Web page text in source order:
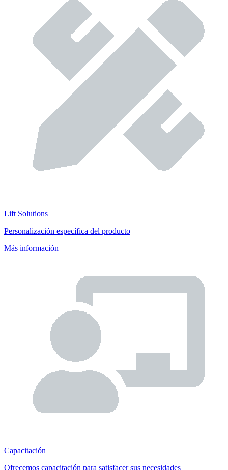
Lift Solutions
Personalización específica del producto
Más información
Capacitación
Ofrecemos capacitación para satisfacer sus necesidades